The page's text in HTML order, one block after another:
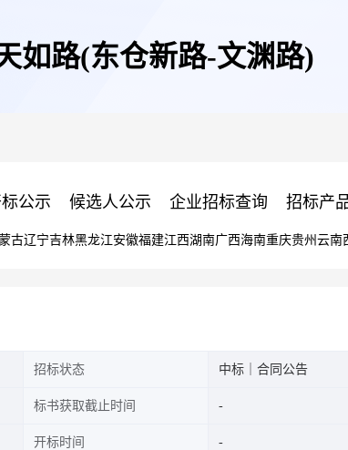
如路(东仓新路-文渊路)
公示 候选人公示 企业招标查询 招标产
古辽宁吉林黑龙江安徽福建江西湖南广西海南重庆贵州 云南
招标状态 中标｜合同公告
标书获取截止时间
开标时间